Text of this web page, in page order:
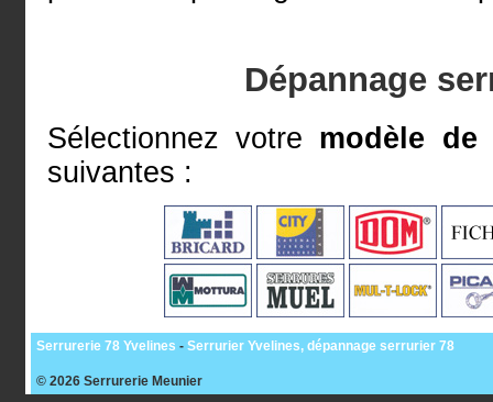
Dépannage
Sélectionnez votre modèle de
suivantes :
Serrurerie 78 Yvelines - Serrurier Yvelines, dépannage serrurier 78
© 2026 Serrurerie Meunier